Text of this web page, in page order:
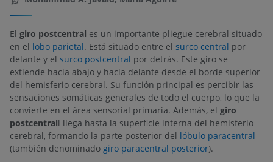
El giro postcentral es un importante pliegue cerebral situado
en el lobo parietal. Está situado entre el surco central por
delante y el surco postcentral por detrás. Este giro se
extiende hacia abajo y hacia delante desde el borde superior
del hemisferio cerebral. Su función principal es percibir las
sensaciones somáticas generales de todo el cuerpo, lo que la
convierte en el área sensorial primaria. Además, el giro
postcentrall llega hasta la superficie interna del hemisferio
cerebral, formando la parte posterior del lóbulo paracentral
(también denominado giro paracentral posterior).